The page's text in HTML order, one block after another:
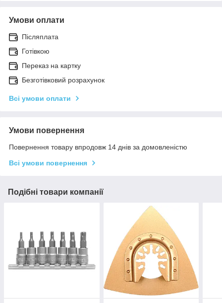
Умови оплати
Післяплата
Готівкою
Переказ на картку
Безготівковий розрахунок
Всі умови оплати
Умови повернення
Повернення товару впродовж 14 днів за домовленістю
Всі умови повернення
Подібні товари компанії